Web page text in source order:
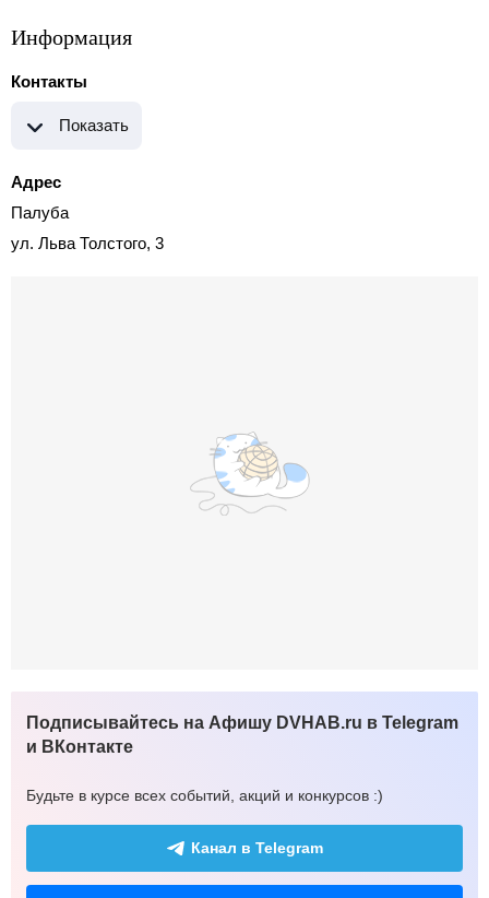
Информация
Контакты
Показать
Адрес
Палуба
ул. Льва Толстого, 3
Подписывайтесь на Афишу DVHAB.ru в Telegram
и ВКонтакте
Будьте в курсе всех событий, акций и конкурсов :)
Канал в Telegram